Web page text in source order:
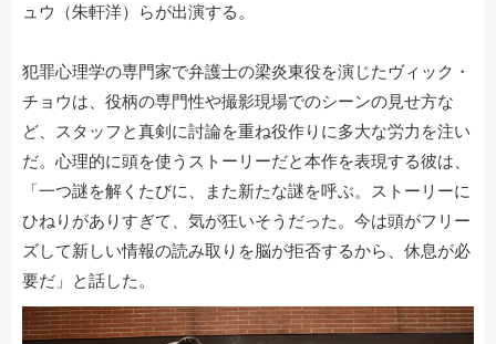
ュウ（朱軒洋）らが出演する。
犯罪心理学の専門家で弁護士の梁炎東役を演じたヴィック・
チョウは、役柄の専門性や撮影現場でのシーンの見せ方な
ど、スタッフと真剣に討論を重ね役作りに多大な労力を注い
だ。心理的に頭を使うストーリーだと本作を表現する彼は、
「一つ謎を解くたびに、また新たな謎を呼ぶ。ストーリーに
ひねりがありすぎて、気が狂いそうだった。今は頭がフリー
ズして新しい情報の読み取りを脳が拒否するから、休息が必
要だ」と話した。